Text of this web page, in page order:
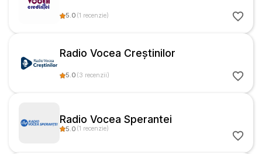
5.0 (1 recenzie)
Radio Vocea Creștinilor
5.0 (3 recenzii)
Radio Vocea Sperantei
5.0 (1 recenzie)